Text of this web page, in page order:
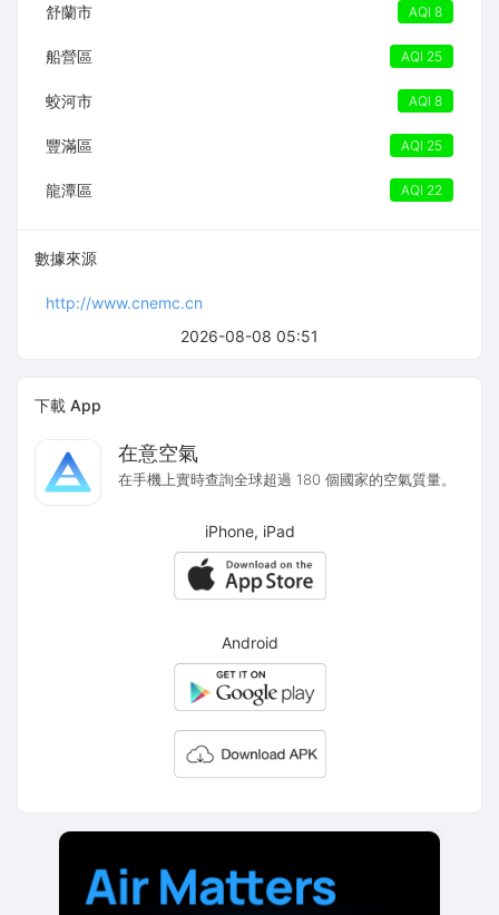
2026-08-08 05:51
舒蘭市 AQI 8
船營區 AQI 25
蛟河市 AQI 8
豐滿區 AQI 25
龍潭區 AQI 22
數據來源
http://www.cnemc.cn
下載 App
在意空氣
在手機上實時查詢全球超過 180 個國家的空氣質量。
iPhone, iPad
Android